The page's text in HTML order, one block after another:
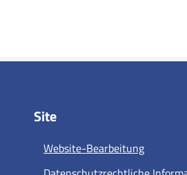
Site
Website-Bearbeitung